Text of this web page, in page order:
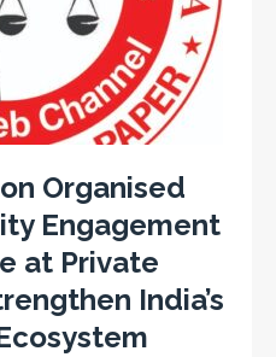
Organised
Engagement
at Private
India’s